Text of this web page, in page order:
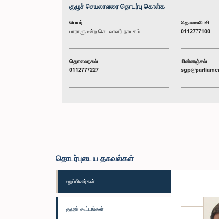
குழுச் செயலாளரை தொடர்பு கொள்க
பெயர்
பாராளுமன்ற செயலாளர் நாயகம்
தொலைபேசி
0112777100
தொலைநகல்
0112777227
மின்னஞ்சல்
தொடர்புடைய தகவல்கள்
உறுப்பினர்கள்
குழுக் கூட்டங்கள்